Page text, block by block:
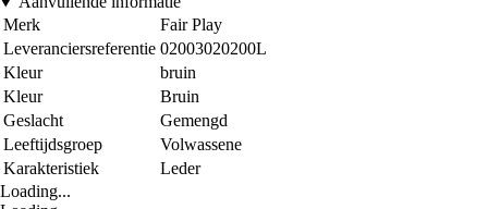
Merk
Fair Play
Leveranciersreferentie 02003020200L
Kleur
bruin
Kleur
Bruin
Geslacht
Gemengd
Leeftijdsgroep
Volwassene
Karakteristiek
Leder
Loading...